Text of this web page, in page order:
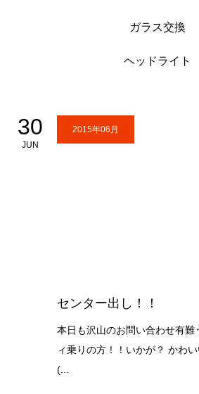
ガラス交換
ヘッドライト
30
JUN
2015年06月
センター出し！！
本日も沢山のお問い合わせ有難
ィ乗りの方！！いかが？ かわ
(...